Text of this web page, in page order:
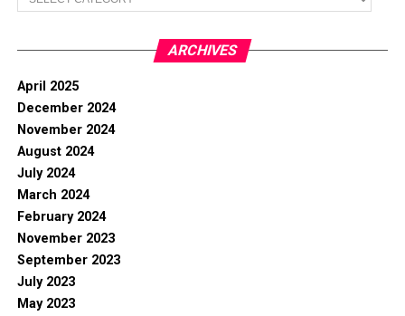
ARCHIVES
April 2025
December 2024
November 2024
August 2024
July 2024
March 2024
February 2024
November 2023
September 2023
July 2023
May 2023